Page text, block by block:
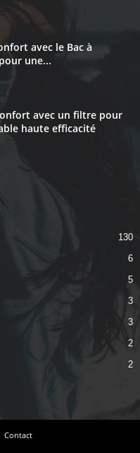
avec le Bac à
une...
avec un filtre pour
haute efficacité
130
6
5
3
3
2
2
Contact